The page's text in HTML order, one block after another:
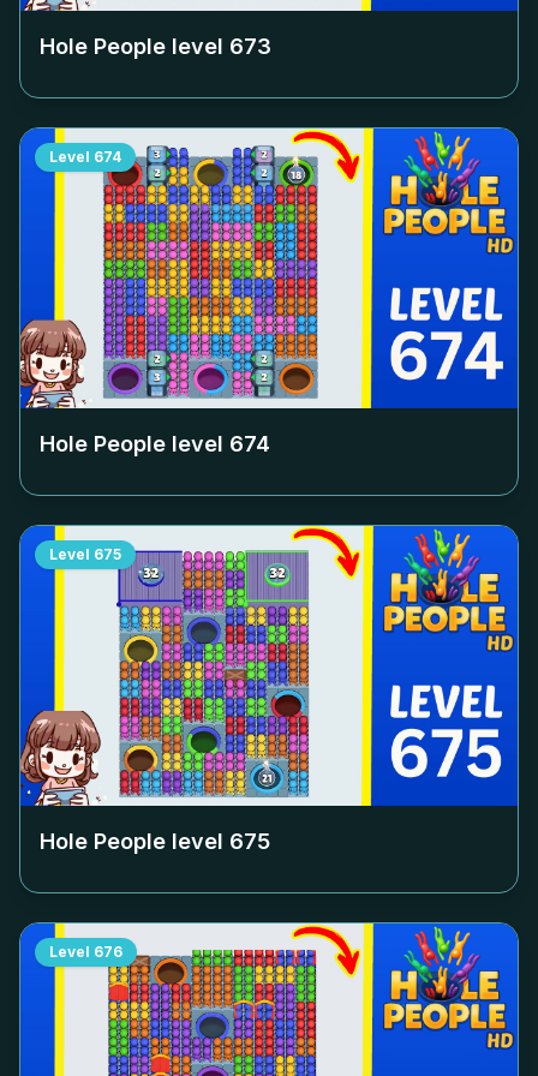
Hole People level 673
Level 674
Hole People level 674
Level 675
Hole People level 675
Level 676